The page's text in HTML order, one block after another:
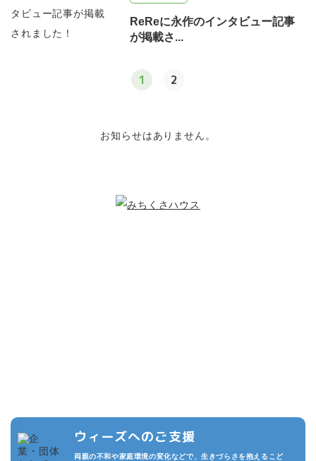
ReReに永作のインタビュー記事
が掲載さ...
1 2
お知らせはありません。
ウィーズへのご支援
両親の不和や家庭環境の変化などで、生きづらさを抱えるこど